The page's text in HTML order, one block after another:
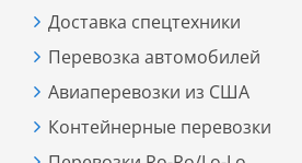
Доставка спецтехники
Перевозка автомобилей
Авиаперевозки из США
Контейнерные перевозки